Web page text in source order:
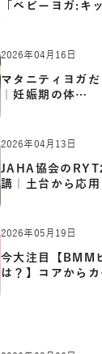
「ベビーヨガ:キ
2026年04月16日
マタニティヨガ
｜妊娠期の体…
2026年04月13日
JAHA協会の
講｜土台から応
2026年05月19日
今大注目【BMM
は？】コアから